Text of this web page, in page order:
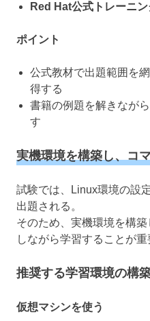
Red Hat公式トレーニン
ポイント
公式教材で出題範囲を
得する
書籍の例題を解きなが
す
実機環境を構築し、コ
試験では、Linux環境の設
出題される。
そのため、実機環境を構
しながら学習することが重
推奨する学習環境の構
仮想マシンを使う